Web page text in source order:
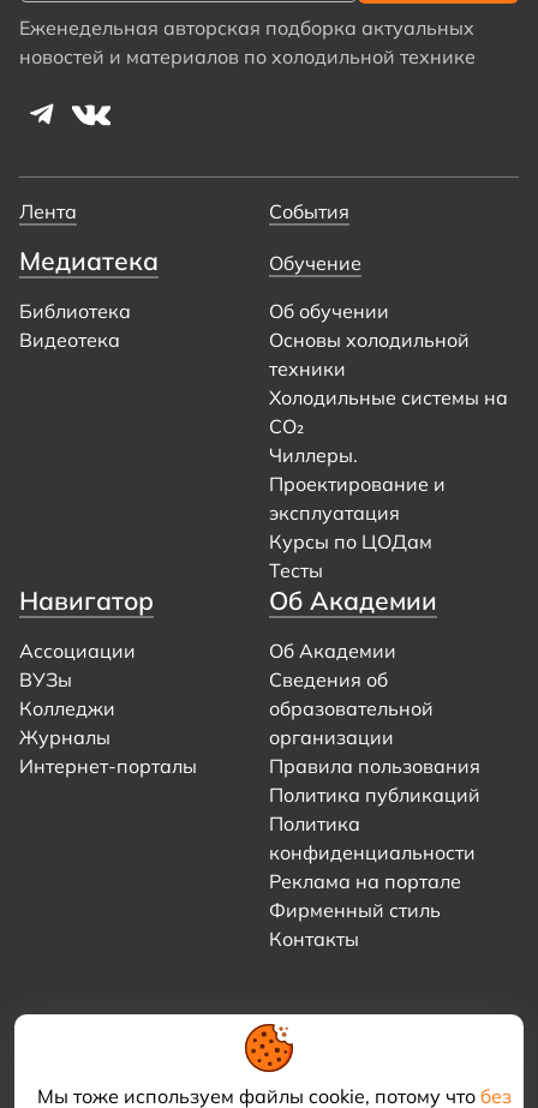
Мы тоже используем файлы cookie, потому что без
Еженедельная авторская подборка актуальных
новостей и материалов по холодильной технике
Лента События
Медиатека
Библиотека
Видеотека
Обучение
Об обучении
Основы холодильной
техники
Холодильные системы на
CO₂
Чиллеры.
Проектирование и
эксплуатация
Курсы по ЦОДам
Тесты
Навигатор
Ассоциации
ВУЗы
Колледжи
Журналы
Интернет-порталы
Об Академии
Об Академии
Сведения об
образовательной
организации
Правила пользования
Политика публикаций
Политика
конфиденциальности
Реклама на портале
Фирменный стиль
Контакты